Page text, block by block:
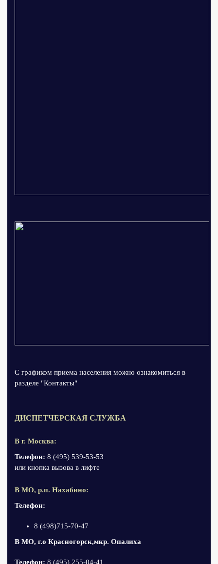
С графиком приема населения можно ознакомиться в
разделе "Контакты"
ДИСПЕТЧЕРСКАЯ СЛУЖБА
В г. Москва:
Телефон: 8 (495) 539-53-53
или кнопка вызова в лифте
В МО, р.п. Нахабино:
Телефон:
8 (498)715-70-47
В МО, г.о Красногорск,мкр. Опалиха
Телефон: 8 (495) 255-04-41